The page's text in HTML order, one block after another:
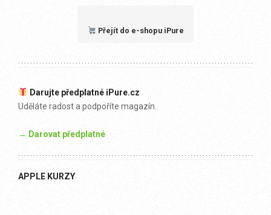
Přejít do e-shopu iPure
Darujte předplatné iPure.cz
Uděláte radost a podpoříte magazín.
→ Darovat předplatné
APPLE KURZY